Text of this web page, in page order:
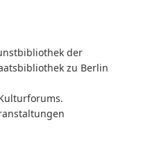
der
zu Berlin